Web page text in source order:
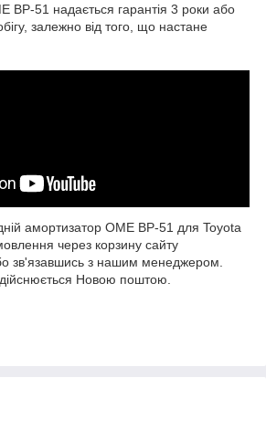
BP-51 надається гарантія 3 роки або
залежно від того, що настане
амортизатор OME BP-51 для Toyota
через корзину сайту
зв'язавшись з нашим менеджером.
Новою поштою.